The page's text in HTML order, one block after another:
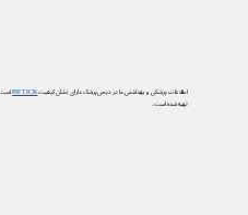
اطلاعات پزشکی و بهداشتی ما در دیجی‌پزشک دارای نشان کیفیتPIF TICKاست.
تهیه شده است.